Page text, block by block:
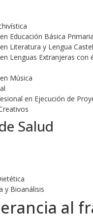
Educación Básica Primaria
Literatura y Lengua
Lenguas Extranjeras con
Música
en Ejecución de
Salud
y Bioanálisis
al